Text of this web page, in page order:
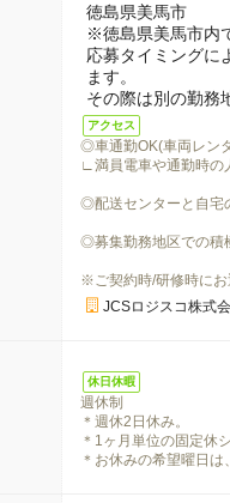
徳島県美馬市
※徳島県美馬市内
応募タイミングに
ます。
その際は別の勤務
アクセス
◎車通勤OK(車両レン
∟満員電車や通勤時の
◎配送センターと自宅
◎募集勤務地区での積
※ご契約時/研修時にお
JCSロジスコ株式
休日休暇
週休制
＊週休2日休み。
＊1ヶ月単位の固定休
＊お休みの希望曜日は